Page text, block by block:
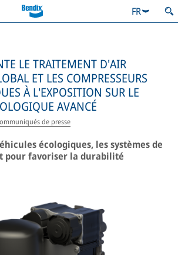
FR
LE TRAITEMENT D'AIR
ET LES COMPRESSEURS
À L'EXPOSITION SUR LE
AVANCÉ
de presse
écologiques, les systèmes de
pour favoriser la durabilité